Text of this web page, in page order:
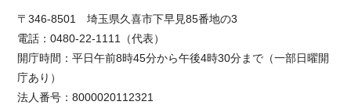
〒346-8501 埼玉県久喜市下早見85番地の3
電話：0480-22-1111（代表）
開庁時間：平日午前8時45分から午後4時30分まで（一部日曜開
庁あり）
法人番号：8000020112321